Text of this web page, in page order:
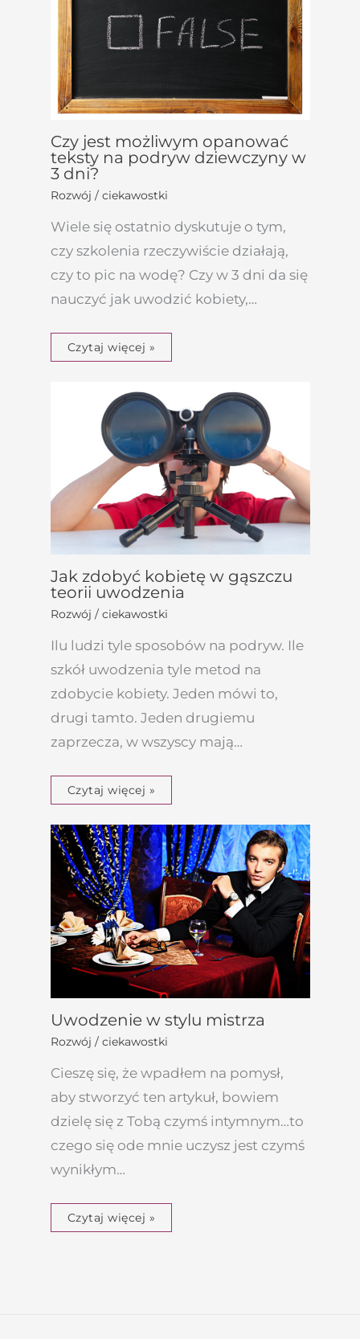
Czy jest możliwym opanować
teksty na podryw dziewczyny w
3 dni?
Rozwój / ciekawostki
Wiele się ostatnio dyskutuje o tym,
czy szkolenia rzeczywiście działają,
czy to pic na wodę? Czy w 3 dni da się
nauczyć jak uwodzić kobiety,…
Czytaj więcej »
Jak zdobyć kobietę w gąszczu
teorii uwodzenia
Rozwój / ciekawostki
Ilu ludzi tyle sposobów na podryw. Ile
szkół uwodzenia tyle metod na
zdobycie kobiety. Jeden mówi to,
drugi tamto. Jeden drugiemu
zaprzecza, w wszyscy mają…
Czytaj więcej »
Uwodzenie w stylu mistrza
Rozwój / ciekawostki
Cieszę się, że wpadłem na pomysł,
aby stworzyć ten artykuł, bowiem
dzielę się z Tobą czymś intymnym…to
czego się ode mnie uczysz jest czymś
wynikłym…
Czytaj więcej »